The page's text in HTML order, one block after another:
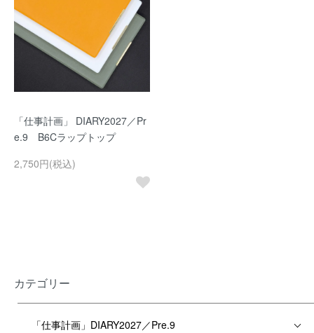
「仕事計画」 DIARY2027／Pr
e.9 B6Cラップトップ
2,750円(税込)
カテゴリー
「仕事計画」DIARY2027／Pre.9